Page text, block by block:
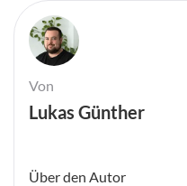
Von
Lukas Günther
Über den Autor